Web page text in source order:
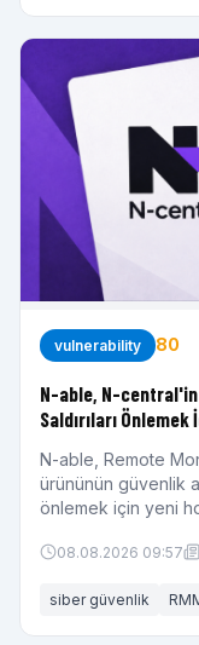
vulnerability 80
N-able, N-central'in
Saldırıları
N-able, Remote
ürününün güvenlik
önlemek için yeni
08.08.2026 09:57
siber güvenlik